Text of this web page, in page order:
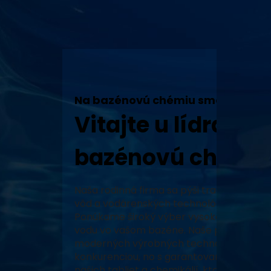
Na bazénovú chémiu sme tu my!
Vitajte u lídra v
bazénovú chémiu!
Naša rodinná firma sa pýši tradíciou,
vôd a vodárenských technológií a
Ponúkame široký výber vysoko
vodu vo vašom bazéne. Naše produkty,
moderných výrobných technológiách,
konkurenciou, no s garantovaným